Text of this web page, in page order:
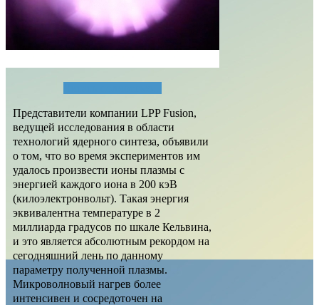
Представители компании LPP Fusion,
ведущей исследования в области
технологий ядерного синтеза, объявили
о том, что во время экспериментов им
удалось произвести ионы плазмы с
энергией каждого иона в 200 кэВ
(килоэлектронвольт). Такая энергия
эквивалентна температуре в 2
миллиарда градусов по шкале Кельвина,
и это является абсолютным рекордом на
сегодняшний лень по данному
параметру полученной плазмы.
Микроволновый нагрев более
интенсивен и сосредоточен на